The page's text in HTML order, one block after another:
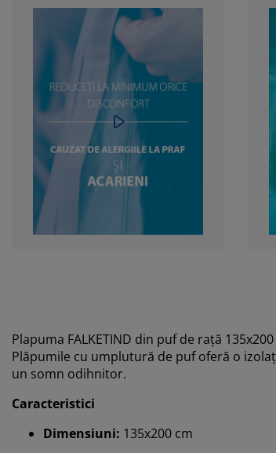
Plapuma FALKETIND din puf de rață
Plăpumile cu umplutură de puf oferă o
un somn odihnitor.
Caracteristici
Dimensiuni: 135x200 cm